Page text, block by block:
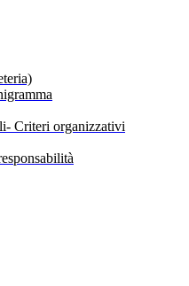
Criteri organizzativi